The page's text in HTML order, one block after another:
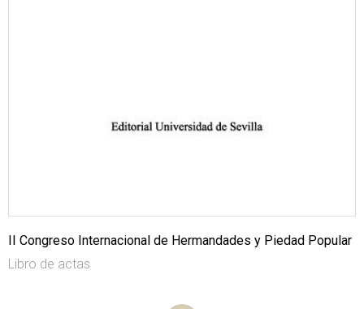
II Congreso Internacional de Hermandades y Piedad Popular
Libro de actas